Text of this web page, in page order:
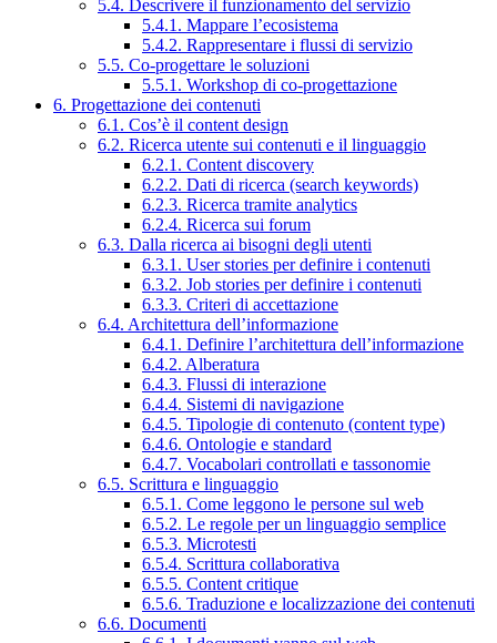
5.4. Descrivere il funzionamento del servizio
5.4.1. Mappare l’ecosistema
5.4.2. Rappresentare i flussi di servizio
5.5. Co-progettare le soluzioni
5.5.1. Workshop di co-progettazione
6. Progettazione dei contenuti
6.1. Cos’è il content design
6.2. Ricerca utente sui contenuti e il linguaggio
6.2.1. Content discovery
6.2.2. Dati di ricerca (search keywords)
6.2.3. Ricerca tramite analytics
6.2.4. Ricerca sui forum
6.3. Dalla ricerca ai bisogni degli utenti
6.3.1. User stories per definire i contenuti
6.3.2. Job stories per definire i contenuti
6.3.3. Criteri di accettazione
6.4. Architettura dell’informazione
6.4.1. Definire l’architettura dell’informazione
6.4.2. Alberatura
6.4.3. Flussi di interazione
6.4.4. Sistemi di navigazione
6.4.5. Tipologie di contenuto (content type)
6.4.6. Ontologie e standard
6.4.7. Vocabolari controllati e tassonomie
6.5. Scrittura e linguaggio
6.5.1. Come leggono le persone sul web
6.5.2. Le regole per un linguaggio semplice
6.5.3. Microtesti
6.5.4. Scrittura collaborativa
6.5.5. Content critique
6.5.6. Traduzione e localizzazione dei contenuti
6.6. Documenti